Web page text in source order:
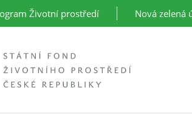
Životní prostředí Nová zelená